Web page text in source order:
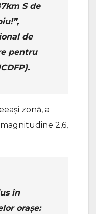
S de
de
pentru
zonă, a
2,6,
în
oraşe: